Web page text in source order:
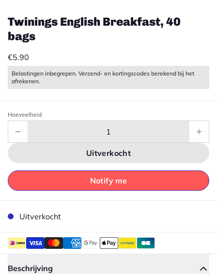
Twinings English Breakfast, 40
bags
€5.90
Belastingen inbegrepen. Verzend- en kortingscodes berekend bij het
afrekenen.
Hoeveelheid
Uitverkocht
Notify me
Uitverkocht
Beschrijving